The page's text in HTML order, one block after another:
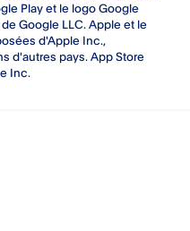
Play et le logo Google
Google LLC. Apple et le
d'Apple Inc.,
d'autres pays. App Store
Inc.